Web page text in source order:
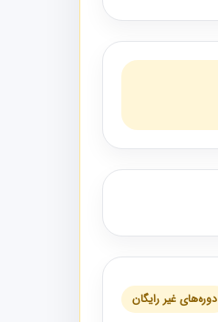
دوره‌های غیر رایگان